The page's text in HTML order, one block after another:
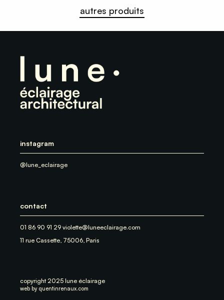
autres produits
instagram
@lune_eclairage
contact
01 86 90 91 29 violette@luneeclairage.com
11 rue Cassette, 75006, Paris
copyright 2025 lune éclairage
web by quentinrenaux.com